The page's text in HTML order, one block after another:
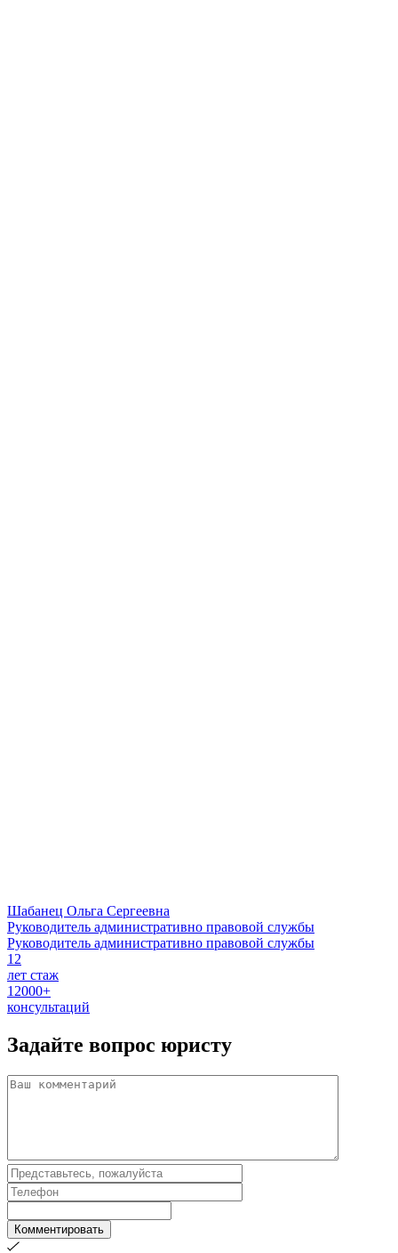
Шабанец Ольга Сергеевна
Руководитель административно правовой службы
Руководитель административно правовой службы
12
лет стаж
12000+
консультаций
Задайте вопрос юристу
Комментировать